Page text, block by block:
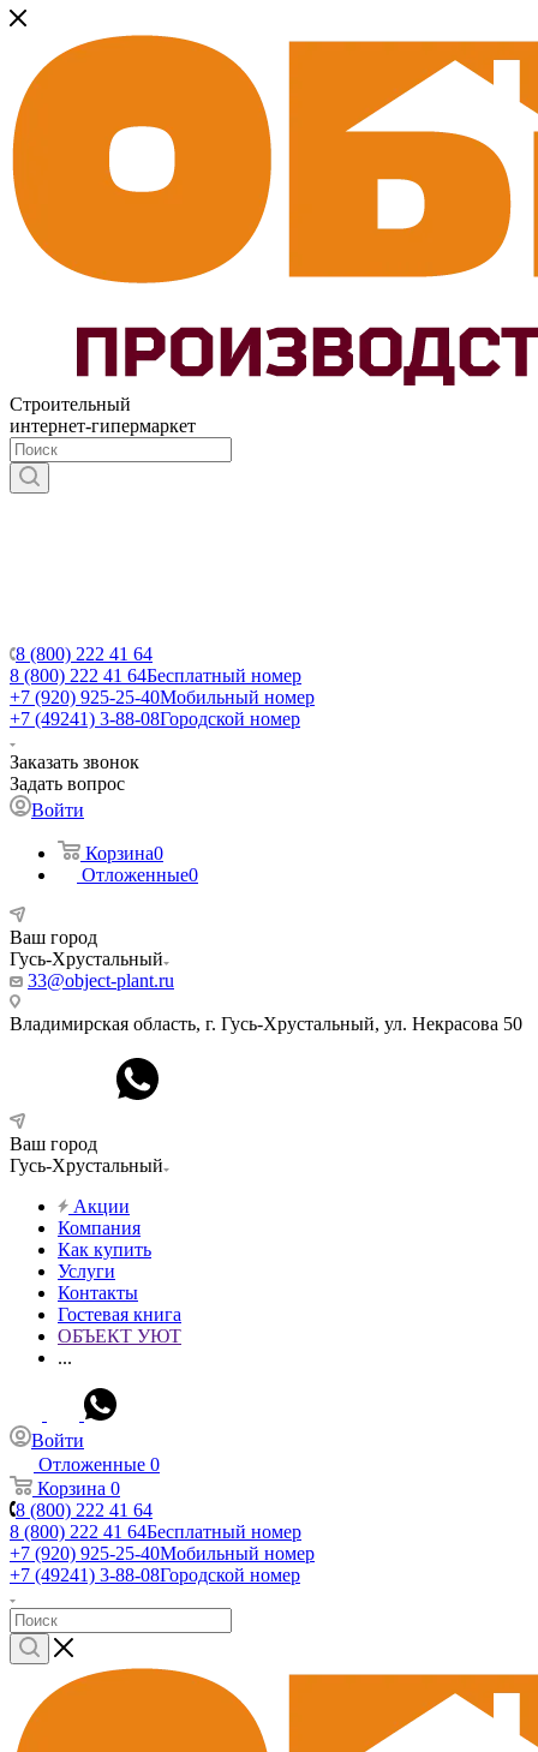
Строительный
интернет-гипермаркет
8 (800) 222 41 64
8 (800) 222 41 64Бесплатный номер
+7 (920) 925-25-40Мобильный номер
+7 (49241) 3-88-08Городской номер
Заказать звонок
Задать вопрос
Войти
Корзина0
Отложенные0
Ваш город
Гусь-Хрустальный
33@object-plant.ru
Владимирская область, г. Гусь-Хрустальный, ул. Некрасова 50
Ваш город
Гусь-Хрустальный
Акции
Компания
Как купить
Услуги
Контакты
Гостевая книга
ОБЪЕКТ УЮТ
...
Войти
Отложенные 0
Корзина 0
8 (800) 222 41 64
8 (800) 222 41 64Бесплатный номер
+7 (920) 925-25-40Мобильный номер
+7 (49241) 3-88-08Городской номер